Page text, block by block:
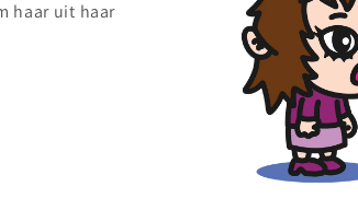
haar uit haar